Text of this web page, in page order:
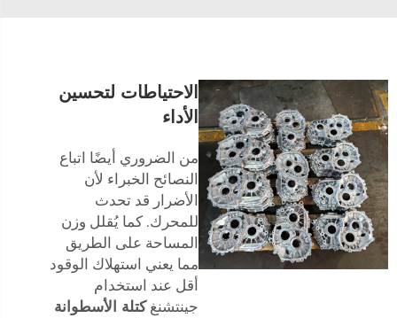
الاحتياطات لتحسين
الأداء
من الضروري أيضًا اتباع
النصائح الخبراء لأن
الأضرار قد تحدث
للمحرك. كما يُقلل وزن
المساحة على الطريق
مما يعني استهلاك الوقود
أقل عند استخدام
جينتشنغكتلة الأسطوانة